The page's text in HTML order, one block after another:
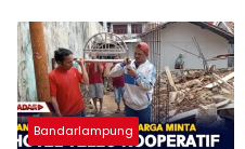
Bandarlampung